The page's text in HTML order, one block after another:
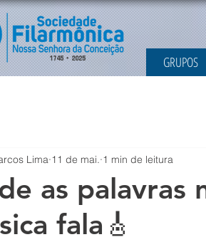
GRUPOS
as palavras
fala🎸
Lima 11 de mai. 1 min de leitura